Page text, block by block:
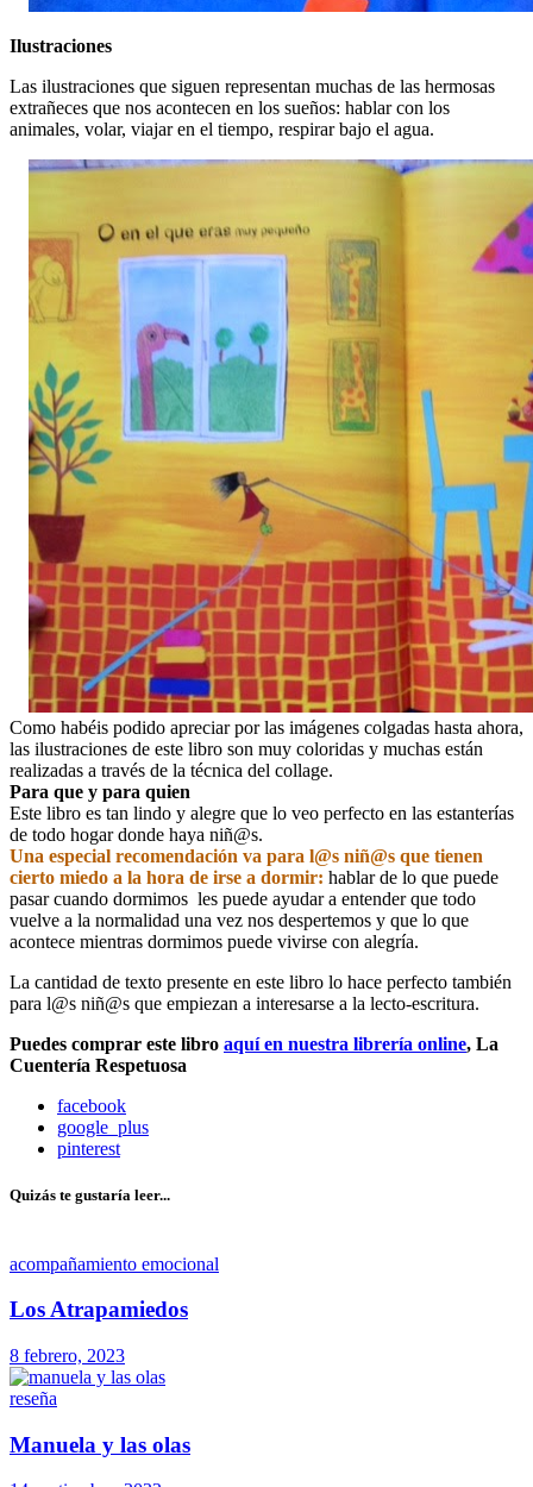
Ilustraciones
Las ilustraciones que siguen representan muchas de las hermosas
extrañeces que nos acontecen en los sueños: hablar con los
animales, volar, viajar en el tiempo, respirar bajo el agua.
Como habéis podido apreciar por las imágenes colgadas hasta ahora,
las ilustraciones de este libro son muy coloridas y muchas están
realizadas a través de la técnica del collage.
Para que y para quien
Este libro es tan lindo y alegre que lo veo perfecto en las estanterías
de todo hogar donde haya niñ@s.
Una especial recomendación va para l@s niñ@s que tienen
cierto miedo a la hora de irse a dormir: hablar de lo que puede
pasar cuando dormimos les puede ayudar a entender que todo
vuelve a la normalidad una vez nos despertemos y que lo que
acontece mientras dormimos puede vivirse con alegría.
La cantidad de texto presente en este libro lo hace perfecto también
para l@s niñ@s que empiezan a interesarse a la lecto-escritura.
Puedes comprar este libro aquí en nuestra librería online, La
Cuentería Respetuosa
facebook
google_plus
pinterest
Quizás te gustaría leer...
acompañamiento emocional
Los Atrapamiedos
8 febrero, 2023
reseña
Manuela y las olas